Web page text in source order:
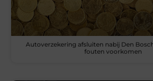
Autoverzekering afsluiten nabij Den
fouten voorkomen